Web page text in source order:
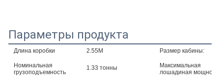
Параметры продукта
Длина коробки 2.55М Размер кабины:
Номинальная
грузоподъемность
1.33 тонны
Максимальная
лошадиная